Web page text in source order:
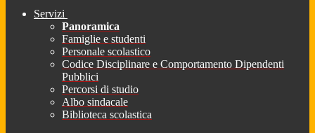
Servizi
Panoramica
Famiglie e studenti
Personale scolastico
Codice Disciplinare e Comportamento Dipendenti
Pubblici
Percorsi di studio
Albo sindacale
Biblioteca scolastica